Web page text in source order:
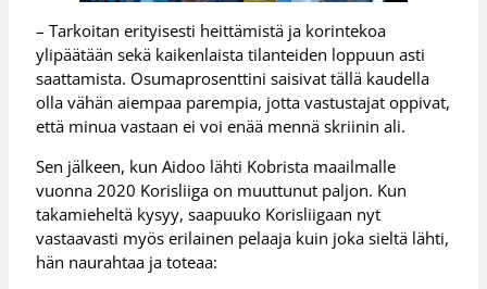
– Tarkoitan erityisesti heittämistä ja korintekoa
ylipäätään sekä kaikenlaista tilanteiden loppuun asti
saattamista. Osumaprosenttini saisivat tällä kaudella
olla vähän aiempaa parempia, jotta vastustajat oppivat,
että minua vastaan ei voi enää mennä skriinin ali.
Sen jälkeen, kun Aidoo lähti Kobrista maailmalle
vuonna 2020 Korisliiga on muuttunut paljon. Kun
takamieheltä kysyy, saapuuko Korisliigaan nyt
vastaavasti myös erilainen pelaaja kuin joka sieltä lähti,
hän naurahtaa ja toteaa: